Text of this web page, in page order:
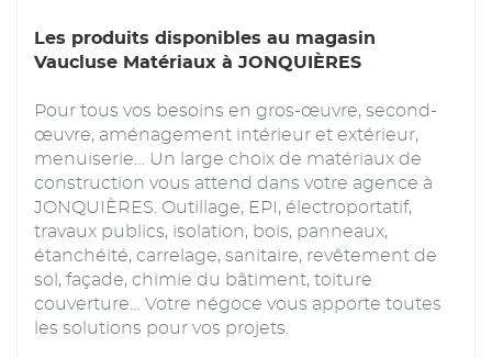
Les produits disponibles au magasin
Vaucluse Matériaux à JONQUIÈRES
Pour tous vos besoins en gros-œuvre, second-
œuvre, aménagement intérieur et extérieur,
menuiserie… Un large choix de matériaux de
construction vous attend dans votre agence à
JONQUIÈRES. Outillage, EPI, électroportatif,
travaux publics, isolation, bois, panneaux,
étanchéité, carrelage, sanitaire, revêtement de
sol, façade, chimie du bâtiment, toiture
couverture… Votre négoce vous apporte toutes
les solutions pour vos projets.